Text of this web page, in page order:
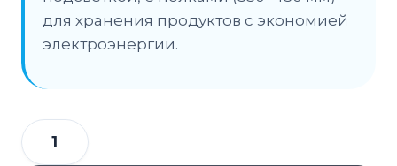
для хранения продуктов с экономией
электроэнергии.
Количество